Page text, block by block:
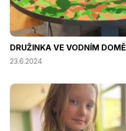
DRUŽINKA VE VODNÍM DOMĚ
23.6.2024